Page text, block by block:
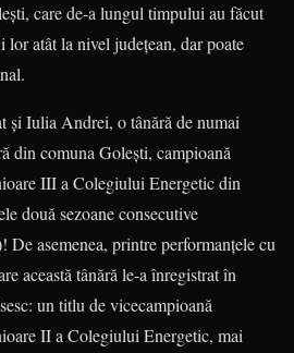
care de-a lungul timpului au făcut
atât la nivel judeţean, dar poate
şi Iulia Andrei, o tânără de numai
din comuna Goleşti, campioană
III a Colegiului Energetic din
două sezoane consecutive
asemenea, printre performanţele cu
această tânără le-a înregistrat în
un titlu de vicecampioană
II a Colegiului Energetic, mai